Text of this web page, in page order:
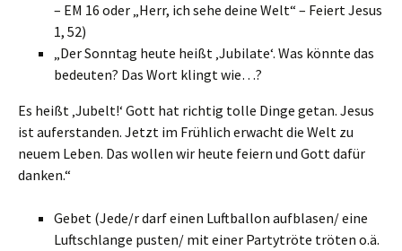
– EM 16 oder „Herr, ich sehe deine Welt“ – Feiert Jesus
1, 52)
„Der Sonntag heute heißt ‚Jubilate‘. Was könnte das
bedeuten? Das Wort klingt wie…?
Es heißt ‚Jubelt!‘ Gott hat richtig tolle Dinge getan. Jesus
ist auferstanden. Jetzt im Frühlich erwacht die Welt zu
neuem Leben. Das wollen wir heute feiern und Gott dafür
danken.“
Gebet (Jede/r darf einen Luftballon aufblasen/ eine
Luftschlange pusten/ mit einer Partytröte tröten o.ä.